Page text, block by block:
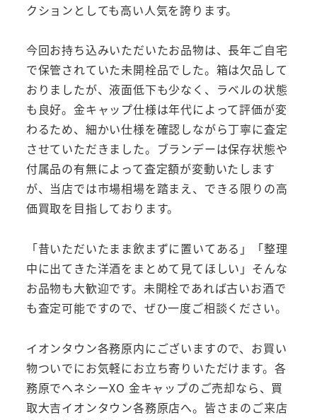
クションとしても高い人気を誇ります。
今回お持ち込みいただいたお品物は、長年ご自宅
で保管されていた未開栓品でした。箱は欠品して
おりましたが、液面低下も少なく、ラベルの状態
も良好。金キャップ仕様は年代によって評価が変
わるため、細かい仕様を確認しながら丁寧に査定
させていただきました。ブランデーは保存状態や
付属品の有無によって査定額が変動いたします
が、当店では市場相場を踏まえ、できる限りの高
価買取を目指しております。
「昔いただいたまま飲まずに置いてある」「整理
中に出てきた洋酒をまとめて見てほしい」そんな
お品物も大歓迎です。未開栓であれば古いお酒で
も査定可能ですので、ぜひ一度ご相談ください。
イオンタウン各務原内にございますので、お買い
物ついでにお気軽にお立ち寄りいただけます。各
務原でヘネシーXO 金キャップのご売却なら、買
取大吉イオンタウン各務原店へ。皆さまのご来店